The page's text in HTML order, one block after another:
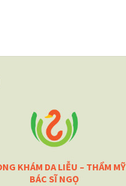
KHÁM DA LIỄU – THẨM MỸ
BÁC SĨ NGỌ